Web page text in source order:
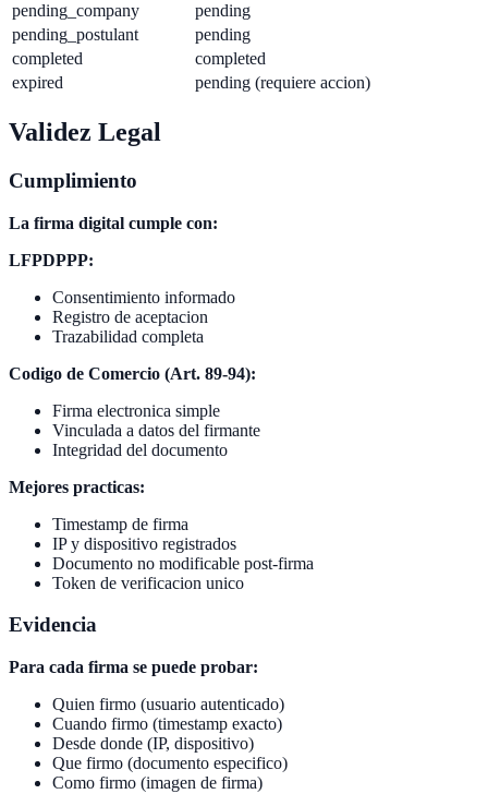
pending_company
pending
pending_postulant
pending
completed
completed
expired
pending (requiere accion)
Validez Legal
Cumplimiento
La firma digital cumple con:
LFPDPPP:
Consentimiento informado
Registro de aceptacion
Trazabilidad completa
Codigo de Comercio (Art. 89-94):
Firma electronica simple
Vinculada a datos del firmante
Integridad del documento
Mejores practicas:
Timestamp de firma
IP y dispositivo registrados
Documento no modificable post-firma
Token de verificacion unico
Evidencia
Para cada firma se puede probar:
Quien firmo (usuario autenticado)
Cuando firmo (timestamp exacto)
Desde donde (IP, dispositivo)
Que firmo (documento especifico)
Como firmo (imagen de firma)